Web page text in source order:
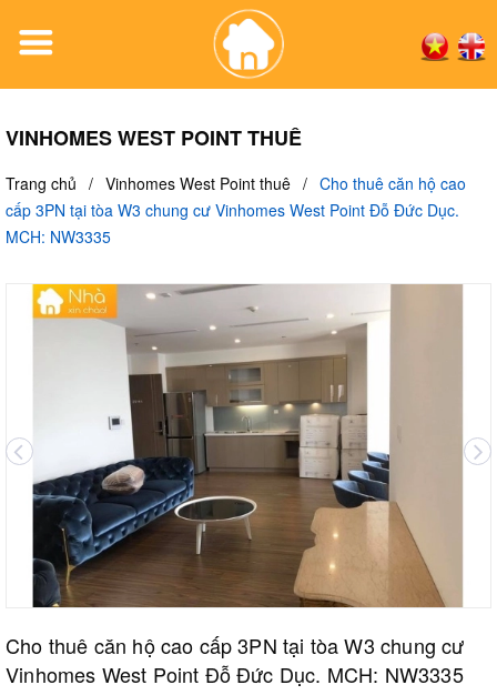
VINHOMES WEST POINT THUÊ
Trang chủ / Vinhomes West Point thuê / Cho thuê căn hộ cao
cấp 3PN tại tòa W3 chung cư Vinhomes West Point Đỗ Đức Dục.
MCH: NW3335
Cho thuê căn hộ cao cấp 3PN tại tòa W3 chung cư
Vinhomes West Point Đỗ Đức Dục. MCH: NW3335